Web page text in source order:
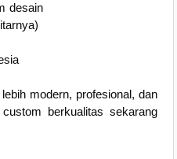
desain
modern, profesional, dan
berkualitas sekarang